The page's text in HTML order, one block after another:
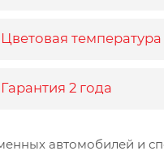
Цветовая температура
Гарантия 2 года
автомобилей и